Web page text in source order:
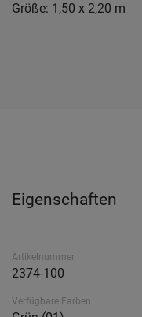
Größe: 1,50 x 2,20 m
Eigenschaften
Artikelnummer
2374-100
Verfügbare Farben